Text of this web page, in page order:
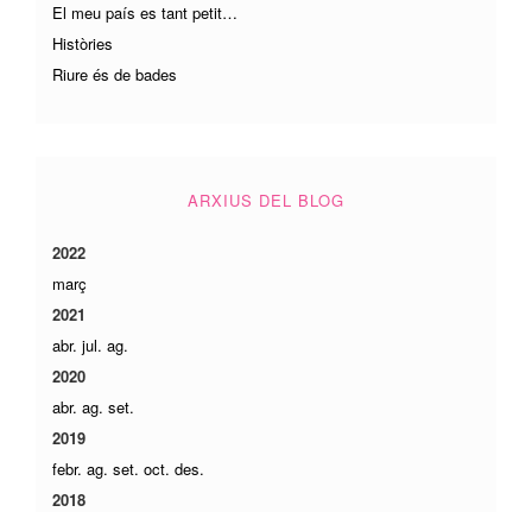
El meu país es tant petit…
Històries
Riure és de bades
ARXIUS DEL BLOG
2022
març
2021
abr. jul. ag.
2020
abr. ag. set.
2019
febr. ag. set. oct. des.
2018